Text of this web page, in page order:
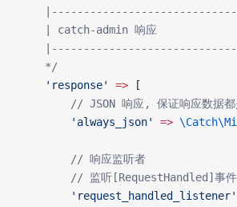
    | catch-admin 响应
    */
    'response'
=> [
// JSON 响应, 保证响应数据
        'always_json'
=>
        // 响应监听者
        // 监听[RequestHandled]事件
        'request_handled_listener'